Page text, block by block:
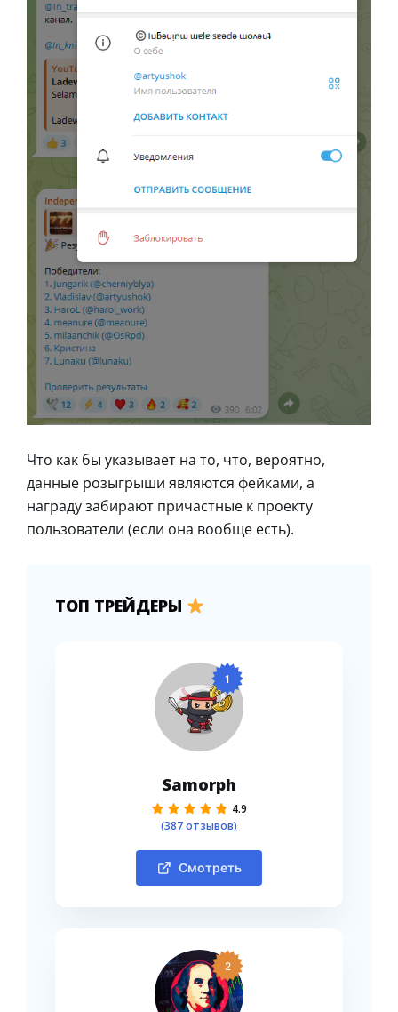
Что как бы указывает на то, что, вероятно,
данные розыгрыши являются фейками, а
награду забирают причастные к проекту
пользователи (если она вообще есть).
ТОП ТРЕЙДЕРЫ
1
Samorph
4.9
(387 отзывов)
Смотреть
2